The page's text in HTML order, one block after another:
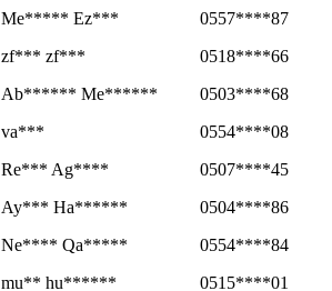
Me***** Ez***
0557****87
zf*** zf***
0518****66
Ab****** Me******
0503****68
va***
0554****08
Re*** Ag****
0507****45
Ay*** Ha******
0504****86
Ne**** Qa*****
0554****84
mu** hu******
0515****01